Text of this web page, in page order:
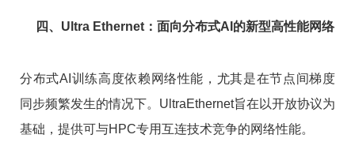
四、Ultra Ethernet：面向分布式AI的新型高性能网络
分布式AI训练高度依赖网络性能，尤其是在节点间梯度
同步频繁发生的情况下。UltraEthernet旨在以开放协议为
基础，提供可与HPC专用互连技术竞争的网络性能。